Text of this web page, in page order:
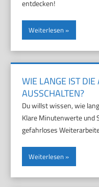
entdecken!
Weiterlesen
WIE LANGE IST
AUSSCHALTEN?
Du willst wissen, wie
Klare Minutenwerte und
gefahrloses
Weiterlesen